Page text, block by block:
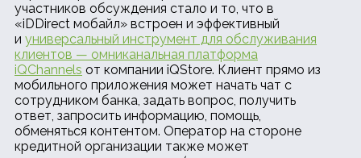
участников обсуждения стало и то, что в
«iDDirect мобайл» встроен и эффективный
и универсальный инструмент для обслуживания
клиентов — омниканальная платформа
iQChannels от компании iQStore. Клиент прямо из
мобильного приложения может начать чат с
сотрудником банка, задать вопрос, получить
ответ, запросить информацию, помощь,
обменяться контентом. Оператор на стороне
кредитной организации также может